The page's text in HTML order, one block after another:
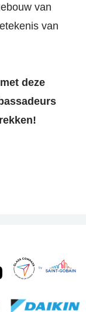
van
van
deze